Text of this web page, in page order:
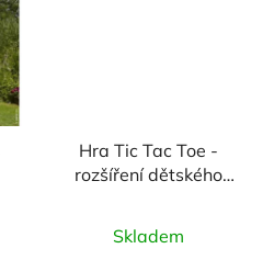
Hra Tic Tac Toe -
rozšíření dětského
hodnocení
Skladem